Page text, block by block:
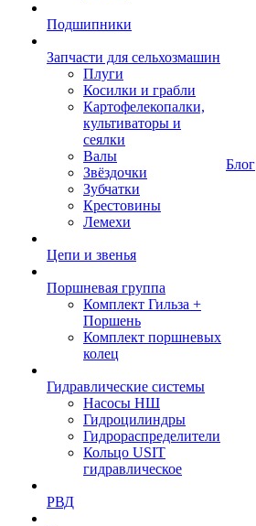
Подшипники
Запчасти для сельхозмашин
Плуги
Косилки и грабли
Картофелекопалки,
культиваторы и
сеялки
Валы
Звёздочки
Зубчатки
Крестовины
Лемехи
Цепи и звенья
Поршневая группа
Комплект Гильза +
Поршень
Комплект поршневых
колец
Гидравлические системы
Насосы НШ
Гидроцилиндры
Гидрораспределители
Кольцо USIT
гидравлическое
РВД
Блог